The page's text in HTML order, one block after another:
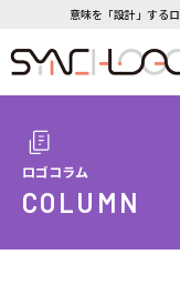
意味を「設計」する
ロゴコラム
COLUMN